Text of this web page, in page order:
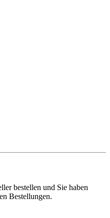
bestellen und Sie haben
Bestellungen.